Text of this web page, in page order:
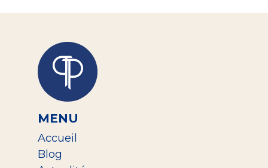
MENU
Accueil
Blog